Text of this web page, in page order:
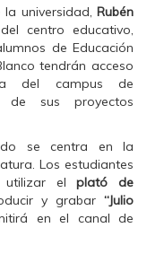
universidad, Rubén
centro educativo,
de Educación
tendrán acceso
del campus de
de sus proyectos
se centra en la
Los estudiantes
utilizar elplató de
y grabar“Julio
en el canal de